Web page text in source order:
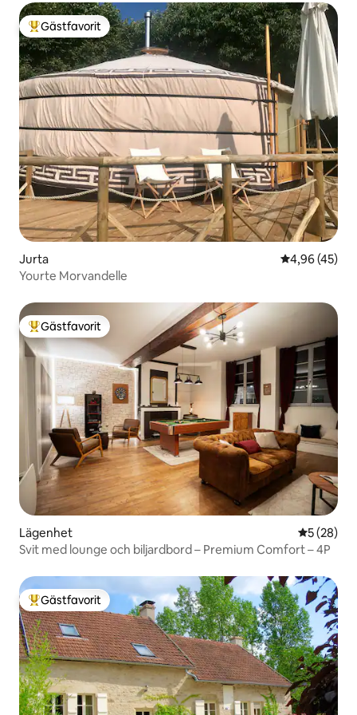
Populär gästfavorit
Gästfavorit
Jurta 4,96 av 5 i
4,96 (45)
Yourte Morvandelle
Populär gästfavorit
Gästfavorit
Lägenhet 5 av 5 i
5 (28)
Svit med lounge och biljardbord – Premium Comfort – 4P
Populär gästfavorit
Gästfavorit